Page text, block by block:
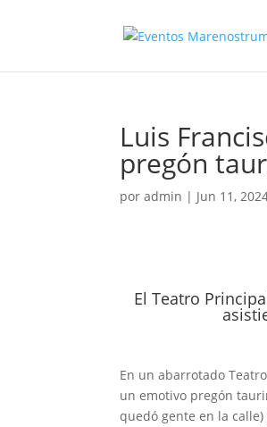
Luis
pregón
poradmin | Jun 11,
El Teatro
En un abarrotado
un emotivo pregón
quedó gente en la